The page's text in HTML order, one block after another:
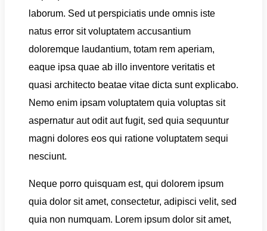
laborum. Sed ut perspiciatis unde omnis iste
natus error sit voluptatem accusantium
doloremque laudantium, totam rem aperiam,
eaque ipsa quae ab illo inventore veritatis et
quasi architecto beatae vitae dicta sunt explicabo.
Nemo enim ipsam voluptatem quia voluptas sit
aspernatur aut odit aut fugit, sed quia sequuntur
magni dolores eos qui ratione voluptatem sequi
nesciunt.
Neque porro quisquam est, qui dolorem ipsum
quia dolor sit amet, consectetur, adipisci velit, sed
quia non numquam. Lorem ipsum dolor sit amet,